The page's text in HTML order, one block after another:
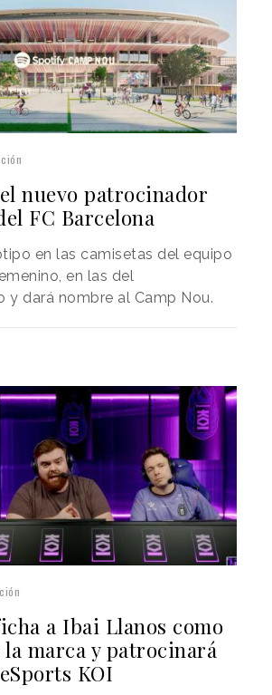
nuevo patrocinador
FC Barcelona
en las camisetas del equipo
en las del
y dará nombre al Camp Nou.
a Ibai Llanos como
la marca y patrocinará
KOI